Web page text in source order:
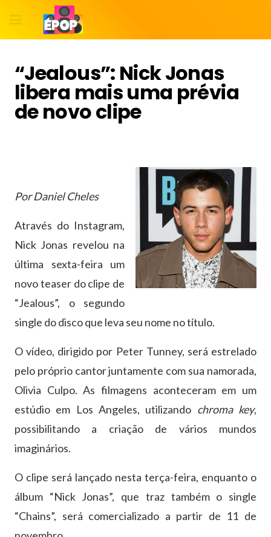
“Jealous”: Nick Jonas
libera mais uma prévia
de novo clipe
Por Daniel Cheles
Através do Instagram,
Nick Jonas revelou na
última sexta-feira um
novo teaser do clipe de
“Jealous”, o segundo
single do disco que leva seu nome no título.
O vídeo, dirigido por Peter Tunney, será estrelado
pelo próprio cantor juntamente com sua namorada,
Olivia Culpo. As filmagens aconteceram em um
estúdio em Los Angeles, utilizando chroma key,
possibilitando a criação de vários mundos
imaginários.
O clipe será lançado nesta terça-feira, enquanto o
álbum “Nick Jonas”, que traz também o single
“Chains”, será comercializado a partir de 11 de